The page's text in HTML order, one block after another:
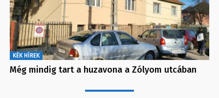
KÉK HÍREK
Még mindig tart a huzavona a Zólyom utcában